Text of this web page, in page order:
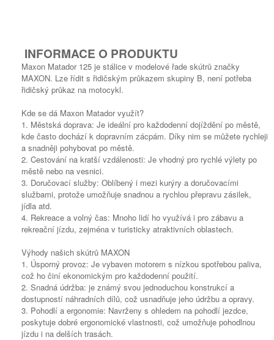
INFORMACE O PRODUKTU
Maxon Matador 125 je stálice v modelové řade skútrů značky
MAXON. Lze řídit s řidičským průkazem skupiny B, není potřeba
řidičský průkaz na motocykl.
Kde se dá Maxon Matador využít?
1. Městská doprava: Je ideální pro každodenní dojíždění po městě,
kde často dochází k dopravním zácpám. Díky nim se můžete rychleji
a snadněji pohybovat po městě.
2. Cestování na kratší vzdálenosti: Je vhodný pro rychlé výlety po
městě nebo na vesnici.
3. Doručovací služby: Oblíbený i mezi kurýry a doručovacími
službami, protože umožňuje snadnou a rychlou přepravu zásilek,
jídla atd.
4. Rekreace a volný čas: Mnoho lidí ho využívá i pro zábavu a
rekreační jízdu, zejména v turisticky atraktivních oblastech.
Výhody našich skútrů MAXON
1. Úsporný provoz: Je vybaven motorem s nízkou spotřebou paliva,
což ho činí ekonomickým pro každodenní použití.
2. Snadná údržba: je známý svou jednoduchou konstrukcí a
dostupností náhradních dílů, což usnadňuje jeho údržbu a opravy.
3. Pohodlí a ergonomie: Navrženy s ohledem na pohodlí jezdce,
poskytuje dobré ergonomické vlastnosti, což umožňuje pohodlnou
jízdu i na delších trasách.